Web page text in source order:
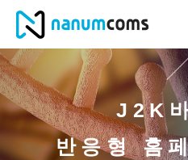
J2K
반응형 홈